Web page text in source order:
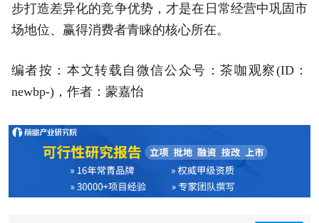
步打造差异化的竞争优势，才是在日常经营中巩固市
场地位、赢得消费者青睐的核心所在。
编者按：本文转载自微信公众号：茶咖观察(ID：
newbp-)，作者：蒙嘉怡